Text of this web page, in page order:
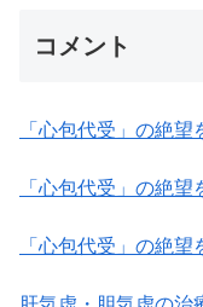
コメント
「心包代受」の絶望
「心包代受」の絶望
「心包代受」の絶望